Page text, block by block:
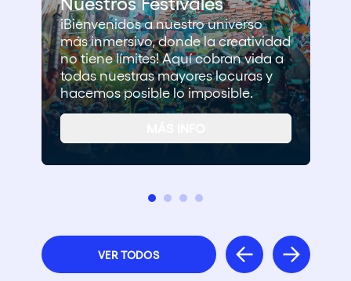
¡Bienvenidos a nuestro universo
más inmersivo, donde la creatividad
no tiene límites! Aquí cobran vida a
todas nuestras mayores locuras y
hacemos posible lo imposible.
VER TODOS